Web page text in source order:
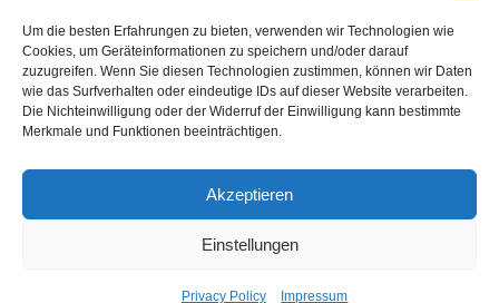
Um die besten Erfahrungen zu bieten, verwenden wir Technologien wie
Cookies, um Geräteinformationen zu speichern und/oder darauf
zuzugreifen. Wenn Sie diesen Technologien zustimmen, können wir Daten
wie das Surfverhalten oder eindeutige IDs auf dieser Website verarbeiten.
Die Nichteinwilligung oder der Widerruf der Einwilligung kann bestimmte
Merkmale und Funktionen beeinträchtigen.
Akzeptieren
Einstellungen
Privacy Policy Impressum
Switzerland
PostFinance
Konto: 60-742493-7
IBAN: CH31 0900 0000 6074 2493 7
BIC: POFICHBEXXX
Contact